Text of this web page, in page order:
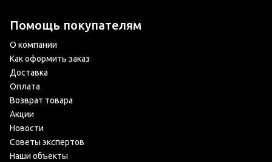
Помощь покупателям
О компании
Как оформить заказ
Доставка
Оплата
Возврат товара
Акции
Новости
Советы экспертов
Наши объекты